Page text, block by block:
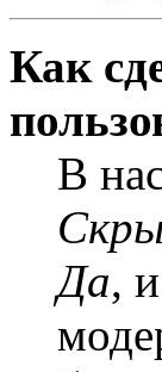
Как
В
Да,